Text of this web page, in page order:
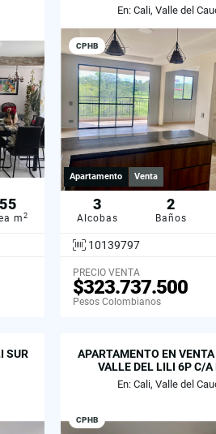
55
m 2
En: Cali, Valle del
CPHB
Apartamento Venta
3
Alcobas
2
Baños
10139797
PRECIO VENTA
$323.737.500
Pesos Colombianos
SUR
APARTAMENTO EN
VALLE DEL LILI 6P C/A
En: Cali, Valle del
CPHB